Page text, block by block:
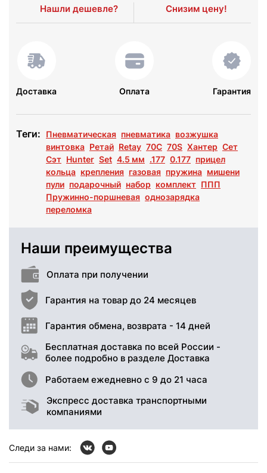
Нашли дешевле? Снизим цену!
Доставка Оплата Гарантия
Теги: Пневматическая пневматика возжушка
винтовка Ретай Retay 70С 70S Хантер Сет
Сэт Hunter Set 4.5 мм .177 0.177 прицел
кольца крепления газовая пружина мишени
пули подарочный набор комплект ППП
Пружинно-поршневая однозарядка
переломка
Наши преимущества
Оплата при получении
Гарантия на товар до 24 месяцев
Гарантия обмена, возврата - 14 дней
Бесплатная доставка по всей России -
более подробно в разделе Доставка
Работаем ежедневно с 9 до 21 часа
Экспресс доставка транспортными
компаниями
Следи за нами: